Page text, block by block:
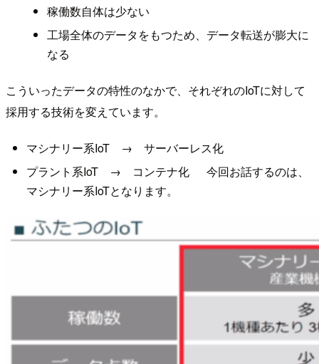
稼働数自体は少ない
工場全体のデータをもつため、データ転送が膨大に
なる
こういったデータの特性のなかで、それぞれのIoTに対して
採用する技術を変えています。
マシナリー系IoT → サーバーレス化
プラント系IoT → コンテナ化 今回お話するのは、
マシナリー系IoTとなります。